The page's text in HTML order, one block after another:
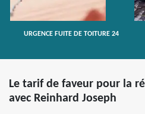
URGENCE FUITE DE TOITURE 24
Le tarif de faveur pour la
avec Reinhard Joseph